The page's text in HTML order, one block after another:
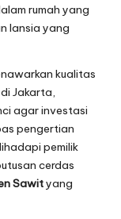
rumah yang
lansia yang
kualitas
Jakarta,
agar investasi
pengertian
pemilik
cerdas
Sawityang